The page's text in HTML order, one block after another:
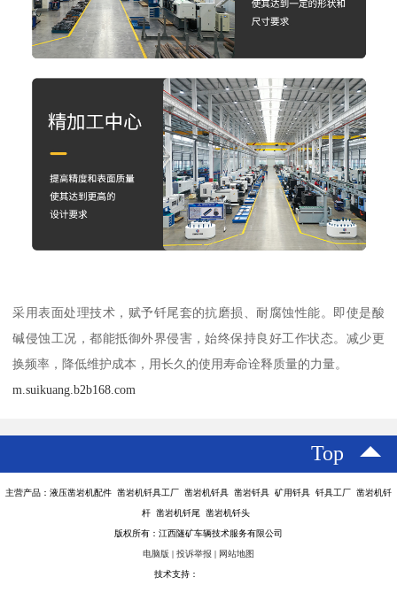
采用表面处理技术，赋予钎尾套的抗磨损、耐腐蚀性能。即使是酸
碱侵蚀工况，都能抵御外界侵害，始终保持良好工作状态。减少更
换频率，降低维护成本，用长久的使用寿命诠释质量的力量。
m.suikuang.b2b168.com
Top
主营产品：液压凿岩机配件 凿岩机钎具工厂 凿岩机钎具 凿岩钎具 矿用钎具 钎具工厂 凿岩机钎
杆 凿岩机钎尾 凿岩机钎头
版权所有：江西隧矿车辆技术服务有限公司
电脑版 | 投诉举报 | 网站地图
技术支持：